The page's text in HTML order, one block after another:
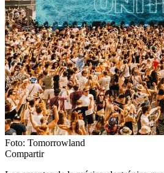
Foto: Tomorrowland
Compartir